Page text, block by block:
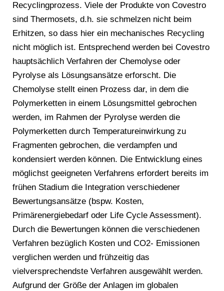
Recyclingprozess. Viele der Produkte von Covestro
sind Thermosets, d.h. sie schmelzen nicht beim
Erhitzen, so dass hier ein mechanisches Recycling
nicht möglich ist. Entsprechend werden bei Covestro
hauptsächlich Verfahren der Chemolyse oder
Pyrolyse als Lösungsansätze erforscht. Die
Chemolyse stellt einen Prozess dar, in dem die
Polymerketten in einem Lösungsmittel gebrochen
werden, im Rahmen der Pyrolyse werden die
Polymerketten durch Temperatureinwirkung zu
Fragmenten gebrochen, die verdampfen und
kondensiert werden können. Die Entwicklung eines
möglichst geeigneten Verfahrens erfordert bereits im
frühen Stadium die Integration verschiedener
Bewertungsansätze (bspw. Kosten,
Primärenergiebedarf oder Life Cycle Assessment).
Durch die Bewertungen können die verschiedenen
Verfahren bezüglich Kosten und CO2- Emissionen
verglichen werden und frühzeitig das
vielversprechendste Verfahren ausgewählt werden.
Aufgrund der Größe der Anlagen im globalen